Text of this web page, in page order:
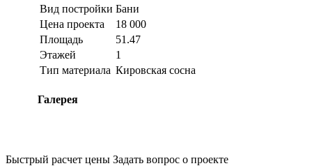
Вид постройки Бани
Цена проекта
18 000
Площадь
51.47
Этажей
1
Тип материала Кировская сосна
Галерея
Быстрый расчет цены Задать вопрос о проекте